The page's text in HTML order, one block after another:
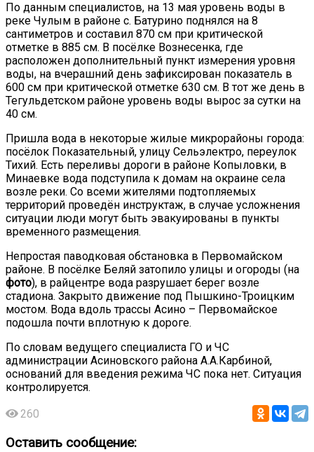
По данным специалистов, на 13 мая уровень воды в
реке Чулым в районе с. Батурино поднялся на 8
сантиметров и составил 870 см при критической
отметке в 885 см. В посёлке Вознесенка, где
расположен дополнительный пункт измерения уровня
воды, на вчерашний день зафиксирован показатель в
600 см при критической отметке 630 см. В тот же день в
Тегульдетском районе уровень воды вырос за сутки на
40 см.
Пришла вода в некоторые жилые микрорайоны города:
посёлок Показательный, улицу Сельэлектро, переулок
Тихий. Есть переливы дороги в районе Копыловки, в
Минаевке вода подступила к домам на окраине села
возле реки. Со всеми жителями подтопляемых
территорий проведён инструктаж, в случае усложнения
ситуации люди могут быть эвакуированы в пункты
временного размещения.
Непростая паводковая обстановка в Первомайском
районе. В посёлке Беляй затопило улицы и огороды (на
фото), в райцентре вода разрушает берег возле
стадиона. Закрыто движение под Пышкино-Троицким
мостом. Вода вдоль трассы Асино – Первомайское
подошла почти вплотную к дороге.
По словам ведущего специалиста ГО и ЧС
администрации Асиновского района А.А.Карбиной,
оснований для введения режима ЧС пока нет. Ситуация
контролируется.
260
Оставить сообщение: